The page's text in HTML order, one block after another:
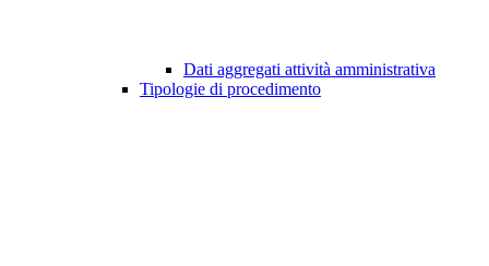
Dati aggregati attività amministrativa
Tipologie di procedimento